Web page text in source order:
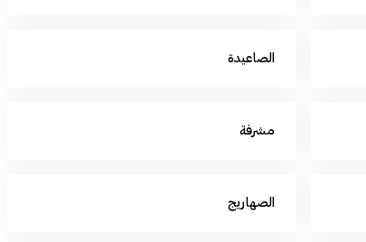
الصاعيدة
مشرفة
الصهاريج